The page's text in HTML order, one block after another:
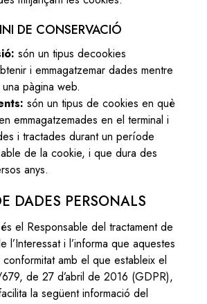
DE CONSERVACIÓ
són un tipus decookies
i emmagatzemar dades mentre
pàgina web.
són un tipus de cookies en què
emmagatzemades en el terminal i
i tractades durant un període
de la cookie, i que dura des
anys.
DADES PERSONALS
el Responsable del tractament de
l’Interessat i l’informa que aquestes
amb el que estableix el
de 27 d’abril de 2016 (GDPR),
la següent informació del